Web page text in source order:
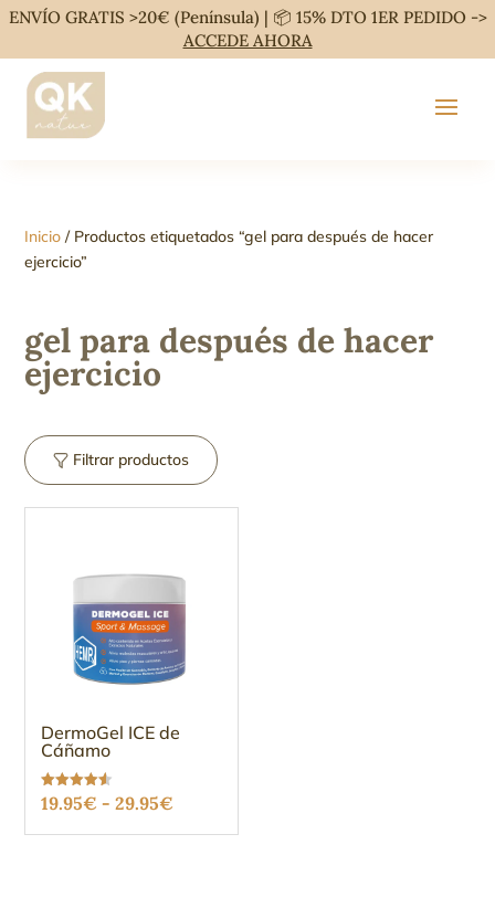
ENVÍO GRATIS >20€ (Península) | 📦 15% DTO 1ER PEDIDO ->
ACCEDE AHORA
Inicio / Productos etiquetados “gel para después de hacer
ejercicio”
gel para después de hacer
ejercicio
Filtrar productos
DermoGel ICE de
Cáñamo
Valorado
con
de 5
19.95€ - 29.95€
de